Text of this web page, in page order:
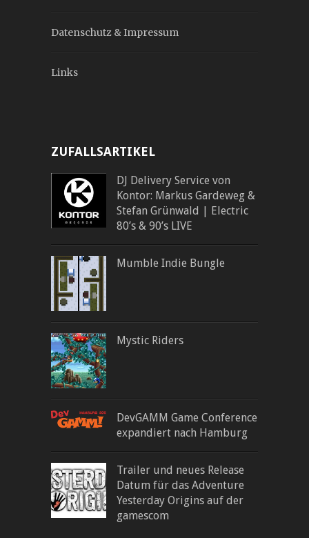
Datenschutz & Impressum
Links
ZUFALLSARTIKEL
DJ Delivery Service von
Kontor: Markus Gardeweg &
Stefan Grünwald | Electric
80’s & 90’s LIVE
Mumble Indie Bungle
Mystic Riders
DevGAMM Game Conference
expandiert nach Hamburg
Trailer und neues Release
Datum für das Adventure
Yesterday Origins auf der
gamescom